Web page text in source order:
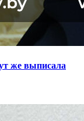
же выписала